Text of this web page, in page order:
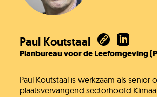
Paul Koutstaal
Planbureau voor de Leefomgeving
Paul Koutstaal is werkzaam als senior
plaatsvervangend sectorhoofd